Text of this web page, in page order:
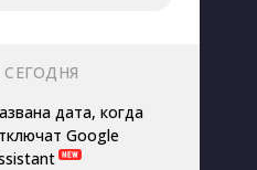
дата, когда
Google